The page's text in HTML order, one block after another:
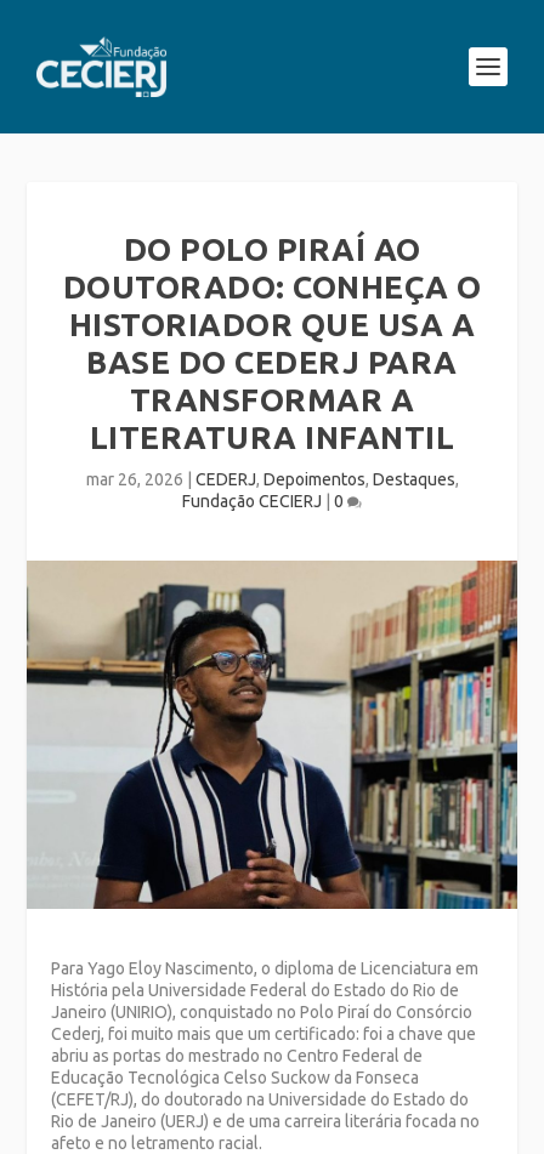
DO POLO PIRAÍ AO
DOUTORADO: CONHEÇA O
HISTORIADOR QUE USA A
BASE DO CEDERJ PARA
TRANSFORMAR A
LITERATURA INFANTIL
mar 26, 2026 CEDERJ, Depoimentos, Destaques,
Fundação CECIERJ
0
Para Yago Eloy Nascimento, o diploma de Licenciatura em
História pela Universidade Federal do Estado do Rio de
Janeiro (UNIRIO), conquistado no Polo Piraí do Consórcio
Cederj, foi muito mais que um certificado: foi a chave que
abriu as portas do mestrado no Centro Federal de
Educação Tecnológica Celso Suckow da Fonseca
(CEFET/RJ), do doutorado na Universidade do Estado do
Rio de Janeiro (UERJ) e de uma carreira literária focada no
afeto e no letramento racial.